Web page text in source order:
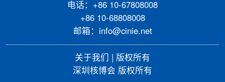
电话：+86 10-67808008
+86 10-68808008
邮箱：info@cinie.net
关于我们
版权所有
深圳核博会 版权所有